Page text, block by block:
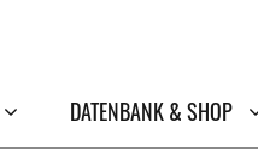
DATENBANK & SHOP